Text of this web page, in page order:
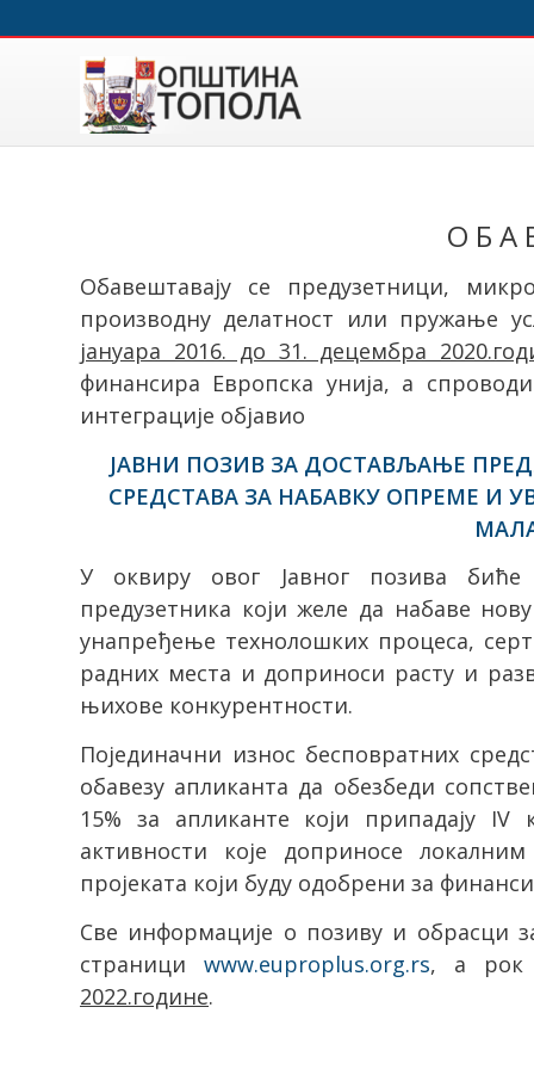
О Б А
Обавештавају се предузетници,
производну делатност или пружање
јануара 2016. до 31. децембра
финансира Европска унија, а
интеграције објавио
ЈАВНИ ПОЗИВ ЗА ДОСТАВЉАЊЕ
СРЕДСТАВА ЗА НАБАВКУ ОПРЕМЕ И
У оквиру овог Јавног позива биће
предузетника који желе да набаве
унапређење технолошких процеса,
радних места и доприноси расту и
њихове конкурентности.
Појединачни износ бесповратних
обавезу апликанта да обезбеди
15% за апликанте који припадају IV
активности које доприносе
пројеката који буду одобрени за
Све информације о позиву и обрасци
страници www.euproplus.org.rs, a
2022.године.